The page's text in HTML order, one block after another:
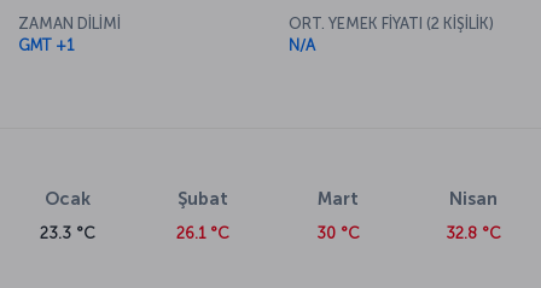
ZAMAN DİLİMİ
GMT +1
ORT. YEMEK FİYATI (2 KİŞİLİK)
N/A
Ocak
23.3 °C
Şubat
26.1 °C
Mart
30 °C
Nisan
32.8 °C